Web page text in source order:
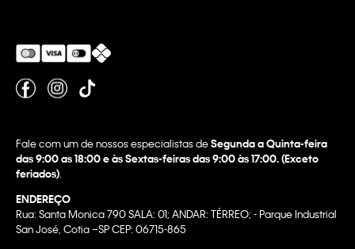
Fale com um de nossos especialistas deSegunda a Quinta-feira
das 9:00 as 18:00 e às Sextas-feiras das 9:00 às 17:00. (Exceto
feriados)
ENDEREÇO
Rua: Santa Monica 790 SALA: 01; ANDAR: TÉRREO; - Parque Industrial
San José, Cotia –SP CEP: 06715-865